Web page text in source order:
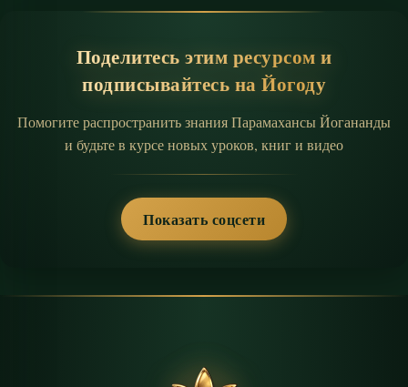
Поделитесь этим ресурсом и
подписывайтесь на Йогоду
Помогите распространить знания Парамахансы Йогананды
и будьте в курсе новых уроков, книг и видео
Показать соцсети